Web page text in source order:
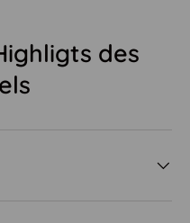
des